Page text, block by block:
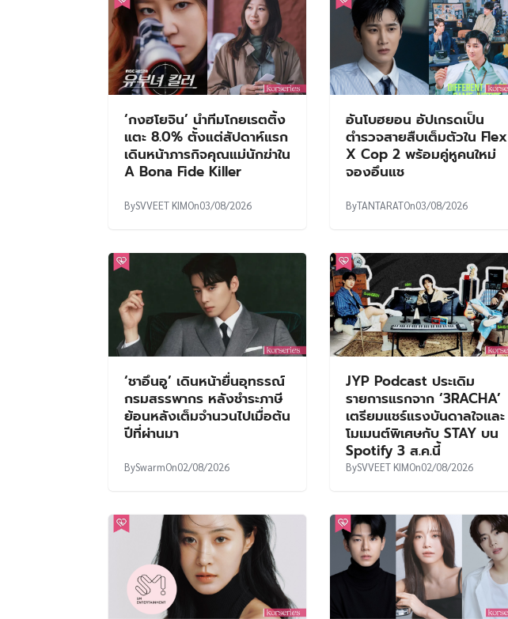
‘กงฮโยจิน’ นำทีมโกยเรตติ้ง
แตะ 8.0% ตั้งแต่สัปดาห์แรก
เดินหน้าภารกิจคุณแม่นักฆ่าใน
A Bona Fide Killer
BySVVEET KIMOn03/08/2026
อันโบฮยอน อัปเกรดเป็น
ตำรวจสายสืบเต็มตัวใน Flex
X Cop 2 พร้อมคู่หูคนใหม่
จองอึนแช
ByTANTARATOn03/08/2026
‘ชาอึนอู’ เดินหน้ายื่นอุทธรณ์
กรมสรรพากร หลังชำระภาษี
ย้อนหลังเต็มจำนวนไปเมื่อต้น
ปีที่ผ่านมา
BySwarmOn02/08/2026
JYP Podcast ประเดิม
รายการแรกจาก ‘3RACHA’
เตรียมแชร์แรงบันดาลใจและ
โมเมนต์พิเศษกับ STAY บน
Spotify 3 ส.ค.นี้
BySVVEET KIMOn02/08/2026